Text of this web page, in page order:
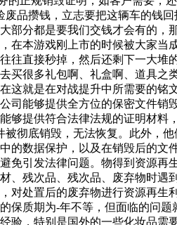
品攒钱，立志要把这辆车的钱
分都是要我们交钱才会有的
本游戏刚上市的时候被大家
直接秒掉，然后还剩下一大
很多礼包啊、礼盒啊、道具
就是在对战提升中所需要的
能够提供全方位的保密文件
提供符合法律法规的证明材
彻底销毁，无法恢复。此外，
数据保护，以及在销毁后的
引发法律问题。物得到资源
残次品、残次品、废弃物时
处置后的废弃物进行资源再生
质期为-年不等，但面临的问
，特别是国外的一些化妆品